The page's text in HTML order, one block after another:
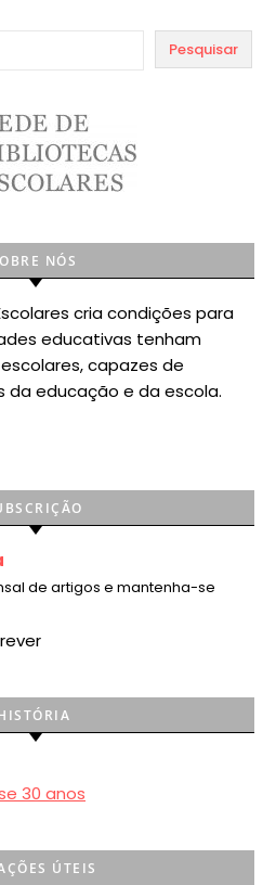
Pesquisar
NÓS
cria condições para
educativas tenham
capazes de
da educação e da escola.
de artigos e mantenha-se
30 anos
ÚTEIS